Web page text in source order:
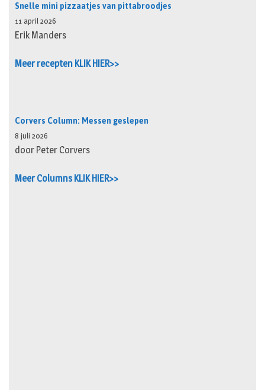
Snelle mini pizzaatjes van pittabroodjes
11 april 2026
Erik Manders
Meer recepten KLIK HIER>>
Corvers Column: Messen geslepen
8 juli 2026
door Peter Corvers
Meer Columns KLIK HIER>>